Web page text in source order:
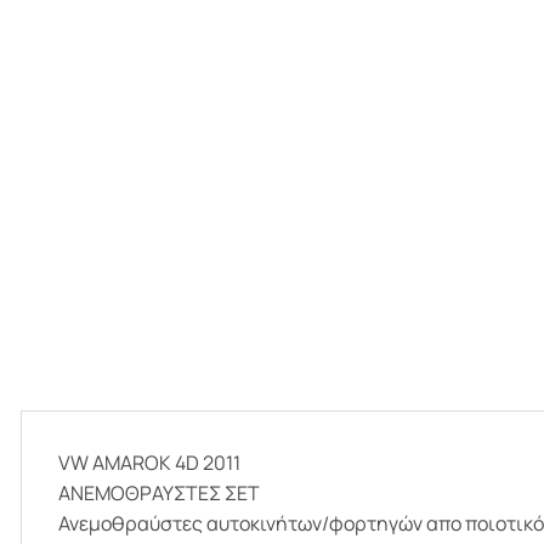
VW AMAROK 4D 2011
ΑΝΕΜΟΘΡΑΥΣΤΕΣ ΣΕΤ
Ανεμοθραύστες αυτοκινήτων/φορτηγών απο